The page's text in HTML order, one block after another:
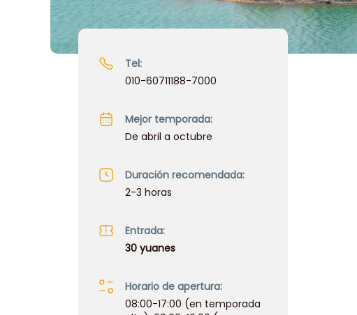
Tel:
010-60711188-7000
Mejor temporada:
De abril a octubre
Duración recomendada:
2-3 horas
Entrada:
30 yuanes
Horario de apertura:
08:00-17:00 (en temporada